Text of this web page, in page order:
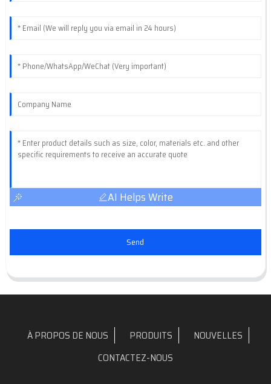
AI Helps Write
Send
À PROPOS DE NOUS PRODUITS
NOUVELLES
CONTACTEZ-NOUS